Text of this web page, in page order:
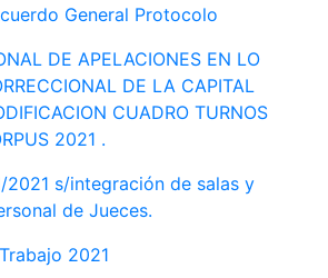
General Protocolo
DE APELACIONES EN LO
DE LA CAPITAL
CUADRO TURNOS
2021 .
2021 s/integración de salas y
de Jueces.
2021